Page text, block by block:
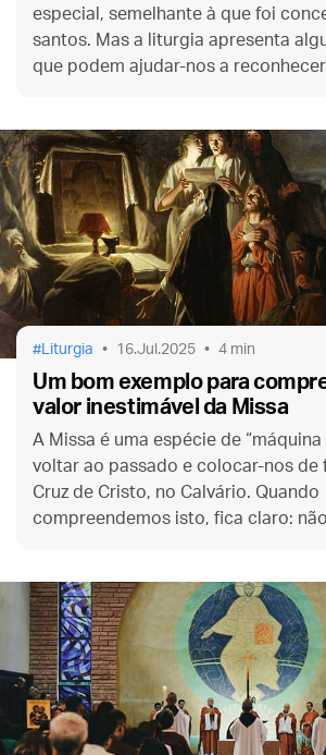
especial, semelhante à que foi
santos. Mas a liturgia apresenta
que podem ajudar-nos a
Liturgia 16.Jul.2025 4 min
Um bom exemplo para
valor inestimável da Missa
A Missa é uma espécie de
voltar ao passado e colocar-nos de
Cruz de Cristo, no Calvário. Quando
compreendemos isto, fica claro: